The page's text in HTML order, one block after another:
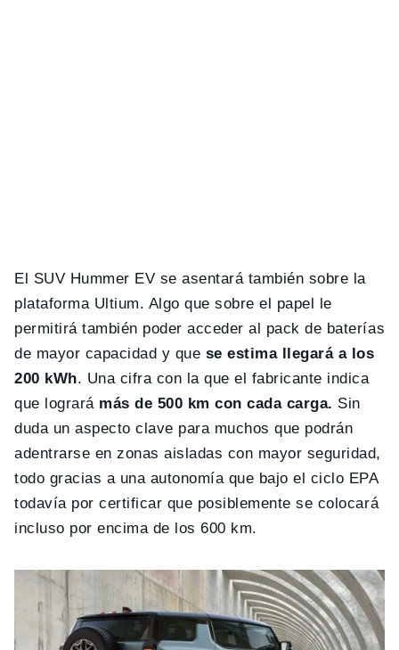
El SUV Hummer EV se asentará también sobre la
plataforma Ultium. Algo que sobre el papel le
permitirá también poder acceder al pack de baterías
de mayor capacidad y que se estima llegará a los
200 kWh. Una cifra con la que el fabricante indica
que logrará más de 500 km con cada carga. Sin
duda un aspecto clave para muchos que podrán
adentrarse en zonas aisladas con mayor seguridad,
todo gracias a una autonomía que bajo el ciclo EPA
todavía por certificar que posiblemente se colocará
incluso por encima de los 600 km.